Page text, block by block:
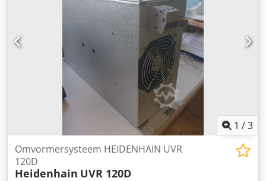
plaatsen en te verplaatsen. Ook zijn er gemotoriseerde
modellen met hydraulische heftcilinders voor het laden in
voertuigen of op rekken, met een maximale snelheid van 5
m/min. Lengte - 1602 mm Breedte - 2019 mm Hoogte - 315
mm Dedpfsw Taiksx Ahrjck max. draag-/hefvermogen - 100
ton Afstandsbediening
1 /3
Omvormersysteem HEIDENHAIN UVR
120D
Heidenhain UVR 120D